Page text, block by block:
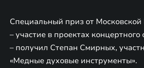
Специальный приз от Московской
– участие в проектах концертного
– получил Степан Смирных,
«Медные духовые инструменты».